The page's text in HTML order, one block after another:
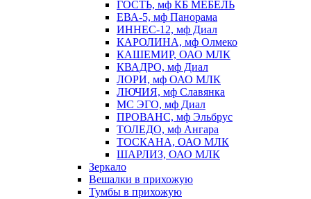
ГОСТЬ, мф КБ МЕБЕЛЬ
ЕВА-5, мф Панорама
ИННЕС-12, мф Диал
КАРОЛИНА, мф Олмеко
КАШЕМИР, ОАО МЛК
КВАДРО, мф Диал
ЛОРИ, мф ОАО МЛК
ЛЮЧИЯ, мф Славянка
МС ЭГО, мф Диал
ПРОВАНС, мф Эльбрус
ТОЛЕДО, мф Ангара
ТОСКАНА, ОАО МЛК
ШАРЛИЗ, ОАО МЛК
Зеркало
Вешалки в прихожую
Тумбы в прихожую